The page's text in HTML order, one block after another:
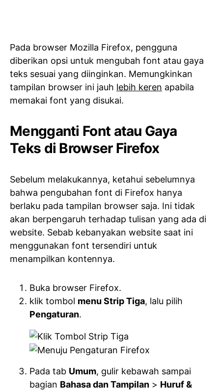
Pada browser Mozilla Firefox, pengguna
diberikan opsi untuk mengubah font atau gaya
teks sesuai yang diinginkan. Memungkinkan
tampilan browser ini jauh lebih keren apabila
memakai font yang disukai.
Mengganti Font atau Gaya
Teks di Browser Firefox
Sebelum melakukannya, ketahui sebelumnya
bahwa pengubahan font di Firefox hanya
berlaku pada tampilan browser saja. Ini tidak
akan berpengaruh terhadap tulisan yang ada di
website. Sebab kebanyakan website saat ini
menggunakan font tersendiri untuk
menampilkan kontennya.
Buka browser Firefox.
klik tombol menu Strip Tiga, lalu pilih
Pengaturan.
Pada tab Umum, gulir kebawah sampai
bagian Bahasa dan Tampilan > Huruf &